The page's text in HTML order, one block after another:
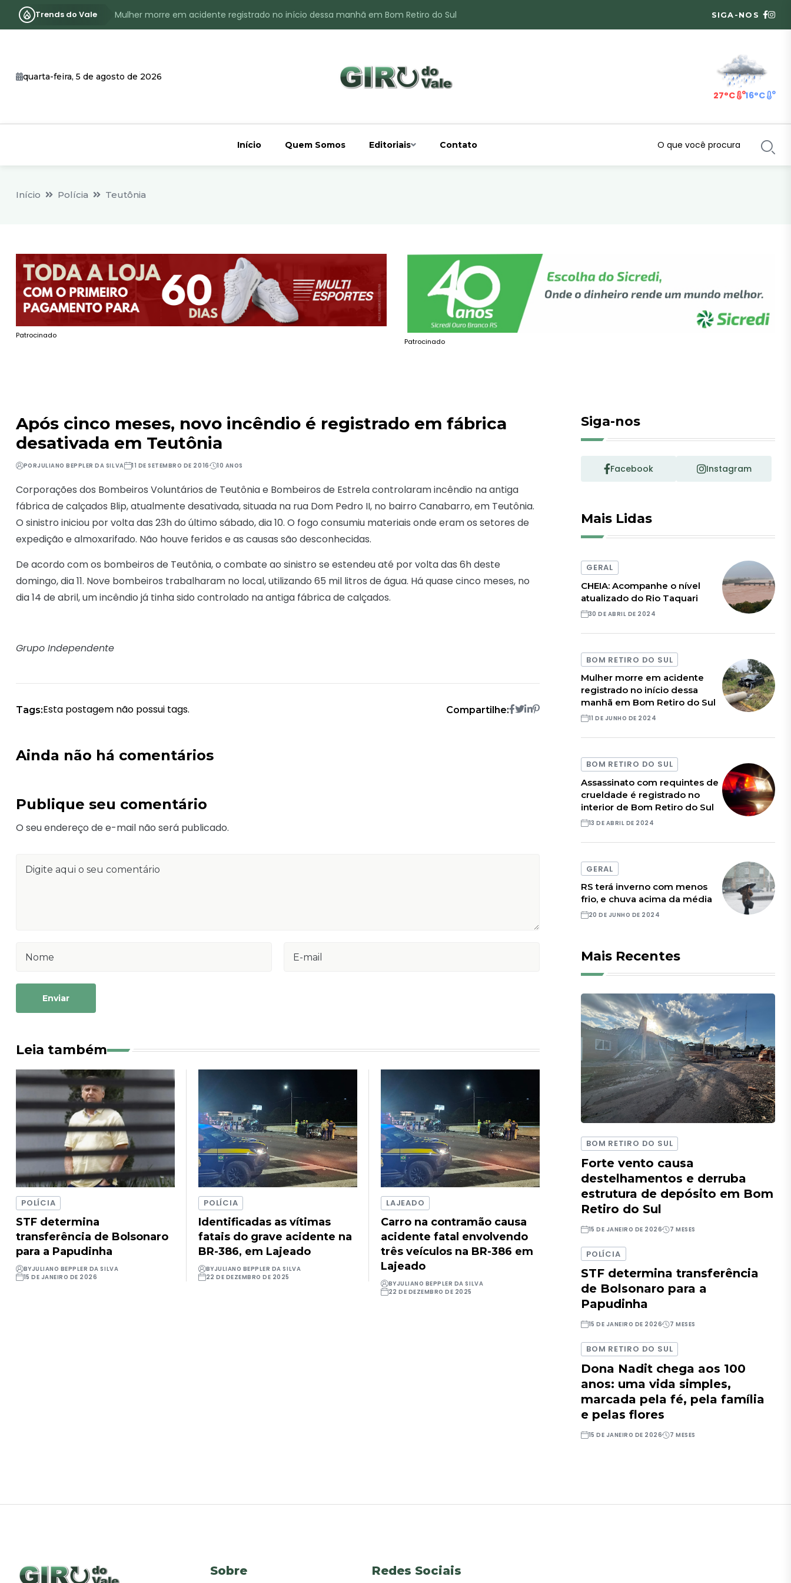
Trends do Vale
Mulher morre em acidente registrado no início dessa manhã em Bom Retiro do Sul
Identificado o jovem assassinado no interior de Bom Retiro do Sul
SIGA-NOS
quarta-feira, 5 de agosto de 2026
27°C 16°C
Início Quem Somos Editoriais Contato
Início Polícia Teutônia
Patrocinado
Patrocinado
Após cinco meses, novo incêndio é registrado em fábrica
desativada em Teutônia
PORJULIANO BEPPLER DA SILVA 11 DE SETEMBRO DE 2016 10 ANOS
Corporações dos Bombeiros Voluntários de Teutônia e Bombeiros de Estrela controlaram incêndio na antiga
fábrica de calçados Blip, atualmente desativada, situada na rua Dom Pedro II, no bairro Canabarro, em Teutônia.
O sinistro iniciou por volta das 23h do último sábado, dia 10. O fogo consumiu materiais onde eram os setores de
expedição e almoxarifado. Não houve feridos e as causas são desconhecidas.
De acordo com os bombeiros de Teutônia, o combate ao sinistro se estendeu até por volta das 6h deste
domingo, dia 11. Nove bombeiros trabalharam no local, utilizando 65 mil litros de água. Há quase cinco meses, no
dia 14 de abril, um incêndio já tinha sido controlado na antiga fábrica de calçados.
Grupo Independente
Tags:Esta postagem não possui tags. Compartilhe:
Ainda não há comentários
Publique seu comentário
O seu endereço de e-mail não será publicado.
Enviar
Leia também
POLÍCIA
STF determina
transferência de Bolsonaro
para a Papudinha
BYJULIANO BEPPLER DA SILVA
15 DE JANEIRO DE 2026
POLÍCIA
Identificadas as vítimas
fatais do grave acidente na
BR-386, em Lajeado
BYJULIANO BEPPLER DA SILVA
22 DE DEZEMBRO DE 2025
LAJEADO
Carro na contramão causa
acidente fatal envolvendo
três veículos na BR-386 em
Lajeado
BYJULIANO BEPPLER DA SILVA
22 DE DEZEMBRO DE 2025
Siga-nos
Facebook Instagram
Mais Lidas
GERAL
CHEIA: Acompanhe o nível
atualizado do Rio Taquari
30 DE ABRIL DE 2024
BOM RETIRO DO SUL
Mulher morre em acidente
registrado no início dessa
manhã em Bom Retiro do Sul
11 DE JUNHO DE 2024
BOM RETIRO DO SUL
Assassinato com requintes de
crueldade é registrado no
interior de Bom Retiro do Sul
13 DE ABRIL DE 2024
GERAL
RS terá inverno com menos
frio, e chuva acima da média
20 DE JUNHO DE 2024
Mais Recentes
BOM RETIRO DO SUL
Forte vento causa
destelhamentos e derruba
estrutura de depósito em Bom
Retiro do Sul
15 DE JANEIRO DE 2026 7 MESES
POLÍCIA
STF determina transferência
de Bolsonaro para a
Papudinha
15 DE JANEIRO DE 2026 7 MESES
BOM RETIRO DO SUL
Dona Nadit chega aos 100
anos: uma vida simples,
marcada pela fé, pela família
e pelas flores
15 DE JANEIRO DE 2026 7 MESES
Sobre Redes Sociais